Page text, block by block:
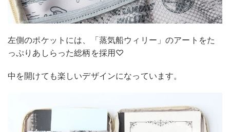
左側のポケットには、「蒸気船ウィリー」のアートをた
っぷりあしらった総柄を採用♡
中を開けても楽しいデザインになっています。